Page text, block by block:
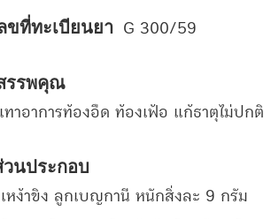
ขที่ทะเบียนยา G 300/59
รรพคุณ
ทาอาการท้องอืด ท้องเฟ้อ แก้ธาตุไม่ปกติ
วนประกอบ
เหง้าขิง ลูกเบญกานี หนักสิ่งละ 9 กรัม